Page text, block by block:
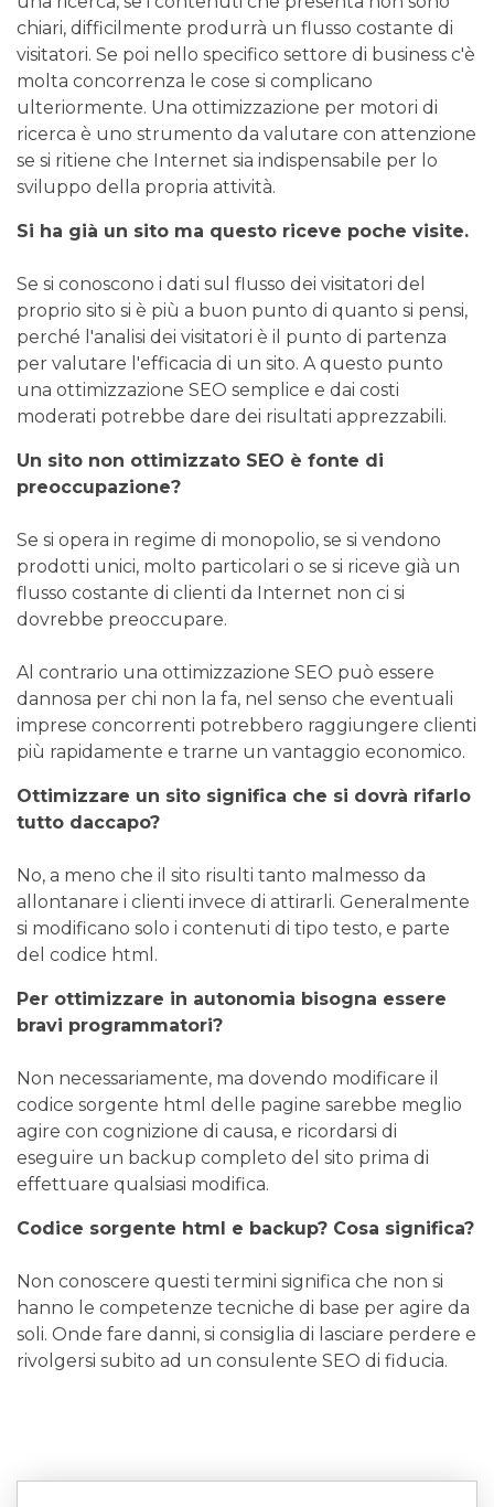
chiari, difficilmente produrrà un flusso costante di
visitatori. Se poi nello specifico settore di business c'è
molta concorrenza le cose si complicano
ulteriormente. Una ottimizzazione per motori di
ricerca è uno strumento da valutare con attenzione
se si ritiene che Internet sia indispensabile per lo
sviluppo della propria attività.
Si ha già un sito ma questo riceve poche visite.
Se si conoscono i dati sul flusso dei visitatori del
proprio sito si è più a buon punto di quanto si pensi,
perché l'analisi dei visitatori è il punto di partenza
per valutare l'efficacia di un sito. A questo punto
una ottimizzazione SEO semplice e dai costi
moderati potrebbe dare dei risultati apprezzabili.
Un sito non ottimizzato SEO è fonte di
preoccupazione?
Se si opera in regime di monopolio, se si vendono
prodotti unici, molto particolari o se si riceve già un
flusso costante di clienti da Internet non ci si
dovrebbe preoccupare.
Al contrario una ottimizzazione SEO può essere
dannosa per chi non la fa, nel senso che eventuali
imprese concorrenti potrebbero raggiungere clienti
più rapidamente e trarne un vantaggio economico.
Ottimizzare un sito significa che si dovrà rifarlo
tutto daccapo?
No, a meno che il sito risulti tanto malmesso da
allontanare i clienti invece di attirarli. Generalmente
si modificano solo i contenuti di tipo testo, e parte
del codice html.
Per ottimizzare in autonomia bisogna essere
bravi programmatori?
Non necessariamente, ma dovendo modificare il
codice sorgente html delle pagine sarebbe meglio
agire con cognizione di causa, e ricordarsi di
eseguire un backup completo del sito prima di
effettuare qualsiasi modifica.
Codice sorgente html e backup? Cosa significa?
Non conoscere questi termini significa che non si
hanno le competenze tecniche di base per agire da
soli. Onde fare danni, si consiglia di lasciare perdere e
rivolgersi subito ad un consulente SEO di fiducia.